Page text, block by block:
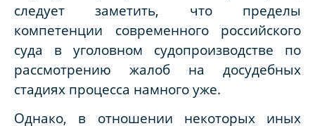
следует заметить, что пределы
компетенции современного российского
суда в уголовном судопроизводстве по
рассмотрению жалоб на досудебных
стадиях процесса намного уже.
Однако, в отношении некоторых иных